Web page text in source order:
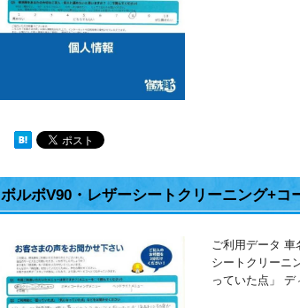
ボルボV90・レザーシートクリーニング+
ご利用データ
シートクリーニ
っていた点」 デ